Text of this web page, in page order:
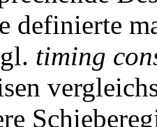
definierte
timing